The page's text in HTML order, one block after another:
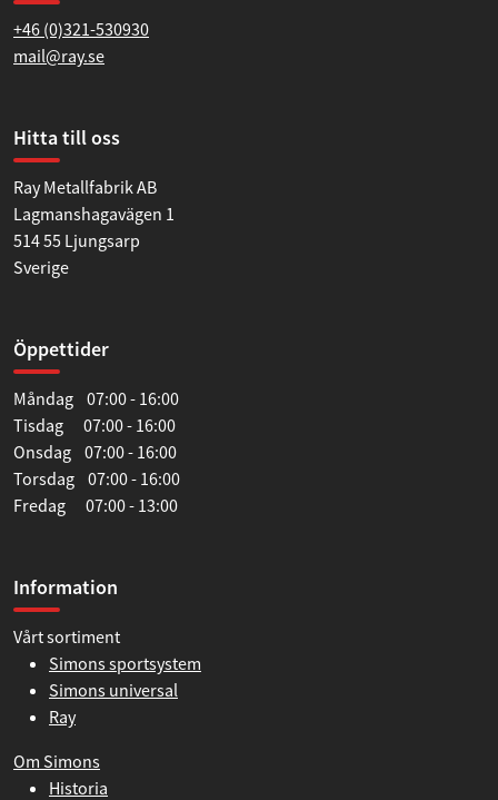
+46 (0)321-530930
mail@ray.se
Hitta till oss
Ray Metallfabrik AB
Lagmanshagavägen 1
514 55 Ljungsarp
Sverige
Öppettider
Måndag 07:00 - 16:00
Tisdag 07:00 - 16:00
Onsdag 07:00 - 16:00
Torsdag 07:00 - 16:00
Fredag 07:00 - 13:00
Information
Vårt sortiment
Simons sportsystem
Simons universal
Ray
Om Simons
Historia